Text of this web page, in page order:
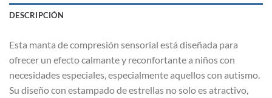
DESCRIPCIÓN
Esta manta de compresión sensorial está diseñada para
ofrecer un efecto calmante y reconfortante a niños con
necesidades especiales, especialmente aquellos con autismo.
Su diseño con estampado de estrellas no solo es atractivo,